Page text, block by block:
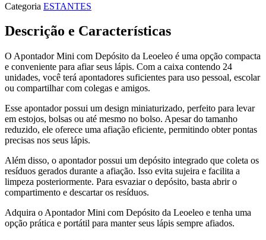
Categoria ESTANTES
Descrição e Características
O Apontador Mini com Depósito da Leoeleo é uma opção compacta
e conveniente para afiar seus lápis. Com a caixa contendo 24
unidades, você terá apontadores suficientes para uso pessoal, escolar
ou compartilhar com colegas e amigos.
Esse apontador possui um design miniaturizado, perfeito para levar
em estojos, bolsas ou até mesmo no bolso. Apesar do tamanho
reduzido, ele oferece uma afiação eficiente, permitindo obter pontas
precisas nos seus lápis.
Além disso, o apontador possui um depósito integrado que coleta os
resíduos gerados durante a afiação. Isso evita sujeira e facilita a
limpeza posteriormente. Para esvaziar o depósito, basta abrir o
compartimento e descartar os resíduos.
Adquira o Apontador Mini com Depósito da Leoeleo e tenha uma
opção prática e portátil para manter seus lápis sempre afiados.